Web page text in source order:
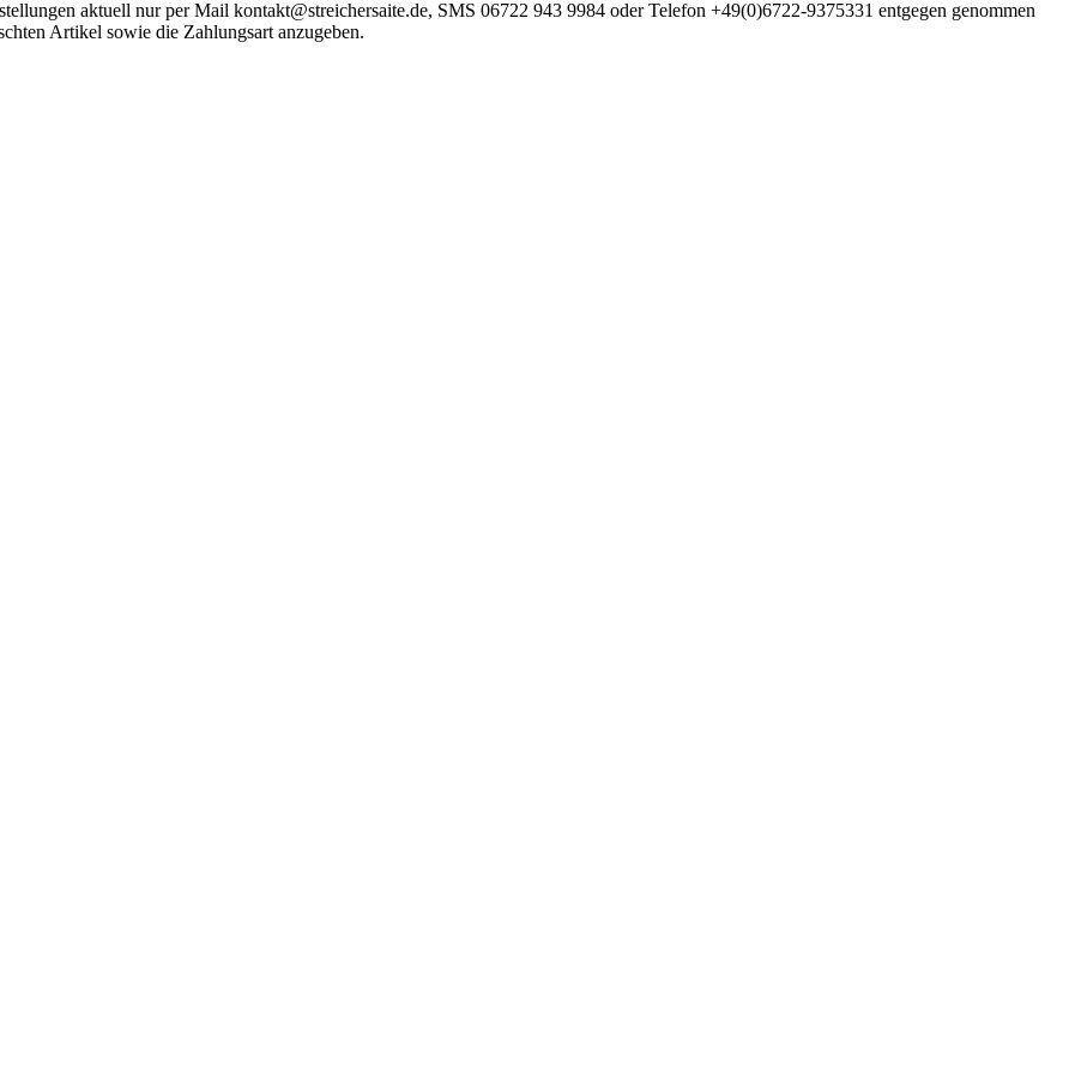
aktuell nur per Mail kontakt@streichersaite.de, SMS 06722 943 9984 oder Telefon +49(0)6722-9375331 entgegen genommen
Artikel sowie die Zahlungsart anzugeben.